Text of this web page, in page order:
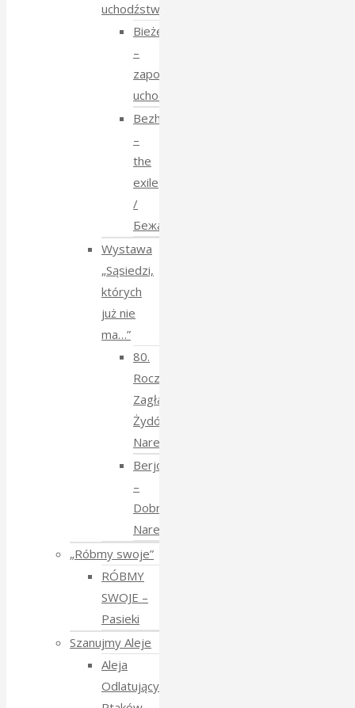
uchodźstwo
Bieżeństwo
–
zapomniane
uchodźstwo
Bezhenstvo
–
the
exile
/
Бежанства
Wystawa
„Sąsiedzi,
których
już nie
ma…”
80.
Rocznica
Zagłady
Żydów
Narewkowskich
Berjozkele
–
Dobranoc
Narewko
„Róbmy swoje”
RÓBMY
SWOJE –
Pasieki
Szanujmy Aleje
Aleja
Odlatujących